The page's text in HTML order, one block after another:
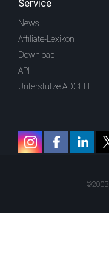
Service
News
Affiliate-Lexikon
Download
API
Unterstütze ADCELL
©2003